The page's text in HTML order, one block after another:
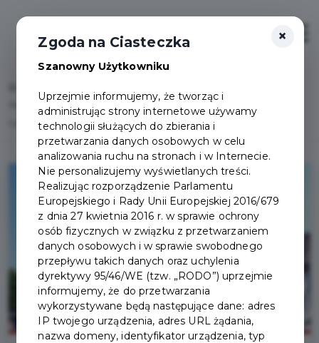
Na jakim etapie jest wdrożenie Uchwały Krajobrazowej w Pruszczu
Gdańskim?
×
Zgoda na Ciasteczka
Szanowny Użytkowniku
Uprzejmie informujemy, że tworząc i
administrując strony internetowe używamy
technologii służących do zbierania i
przetwarzania danych osobowych w celu
analizowania ruchu na stronach i w Internecie.
Nie personalizujemy wyświetlanych treści.
Realizując rozporządzenie Parlamentu
Europejskiego i Rady Unii Europejskiej 2016/679
z dnia 27 kwietnia 2016 r. w sprawie ochrony
osób fizycznych w związku z przetwarzaniem
danych osobowych i w sprawie swobodnego
przepływu takich danych oraz uchylenia
dyrektywy 95/46/WE (tzw. „RODO”) uprzejmie
informujemy, że do przetwarzania
wykorzystywane będą następujące dane: adres
IP twojego urządzenia, adres URL żądania,
nazwa domeny, identyfikator urządzenia, typ